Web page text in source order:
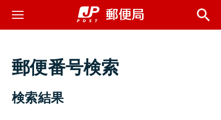
郵便番号検索
検索結果